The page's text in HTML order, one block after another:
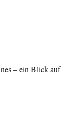
– ein Blick auf